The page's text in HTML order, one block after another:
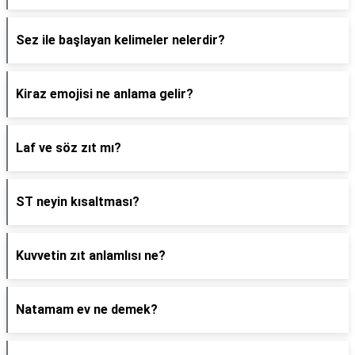
Sez ile başlayan kelimeler nelerdir?
Kiraz emojisi ne anlama gelir?
Laf ve söz zıt mı?
ST neyin kısaltması?
Kuvvetin zıt anlamlısı ne?
Natamam ev ne demek?